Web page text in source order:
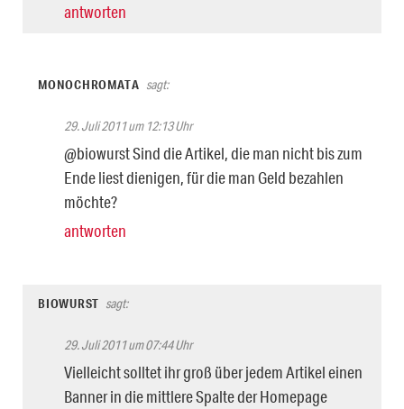
antworten
MONOCHROMATA sagt:
29. Juli 2011 um 12:13 Uhr
@biowurst Sind die Artikel, die man nicht bis zum
Ende liest dienigen, für die man Geld bezahlen
möchte?
antworten
BIOWURST sagt:
29. Juli 2011 um 07:44 Uhr
Vielleicht solltet ihr groß über jedem Artikel einen
Banner in die mittlere Spalte der Homepage